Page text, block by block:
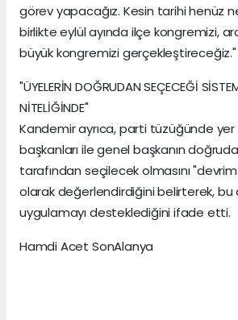
görev yapacağız. Kesin tarihi henüz
birlikte eylül ayında ilçe kongremizi,
büyük kongremizi
"ÜYELERİN DOĞRUDAN SEÇECEĞİ
NİTELİĞİNDE"
Kandemir ayrıca, parti tüzüğünde yer
başkanları ile genel başkanın
tarafından seçilecek olmasını
olarak değerlendirdiğini belirterek,
uygulamayı desteklediğini ifade etti.
Hamdi Acet SonAlanya